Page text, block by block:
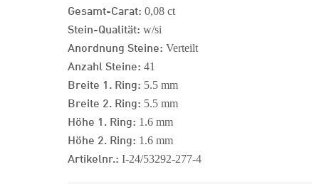
Gesamt-Carat: 0,08 ct
Stein-Qualität: w/si
Anordnung Steine: Verteilt
Anzahl Steine: 41
Breite 1. Ring: 5.5 mm
Breite 2. Ring: 5.5 mm
Höhe 1. Ring: 1.6 mm
Höhe 2. Ring: 1.6 mm
Artikelnr.: I-24/53292-277-4